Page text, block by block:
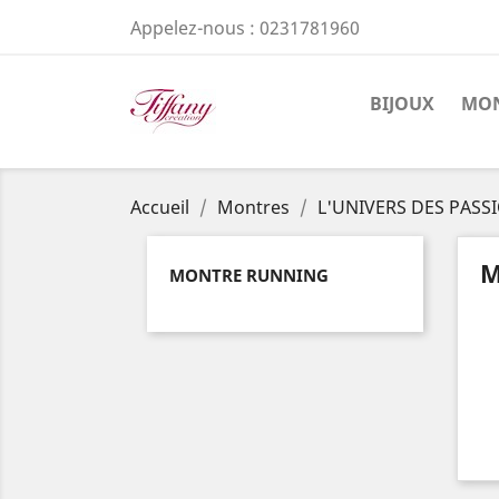
Appelez-nous : 0231781960
BIJOUX
Accueil Montres L'UNIVERS DES
MONTRE RUNNING